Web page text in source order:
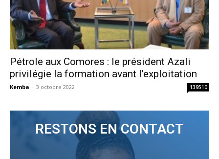
Pétrole aux Comores : le président Azali
privilégie la formation avant l’exploitation
Kemba - 3 octobre 2022 139510
RESTONS EN CONTACT